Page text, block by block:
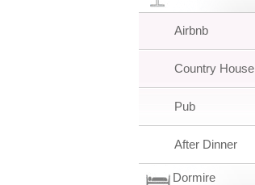
Airbnb
Country House
Pub
After Dinner
Dormire